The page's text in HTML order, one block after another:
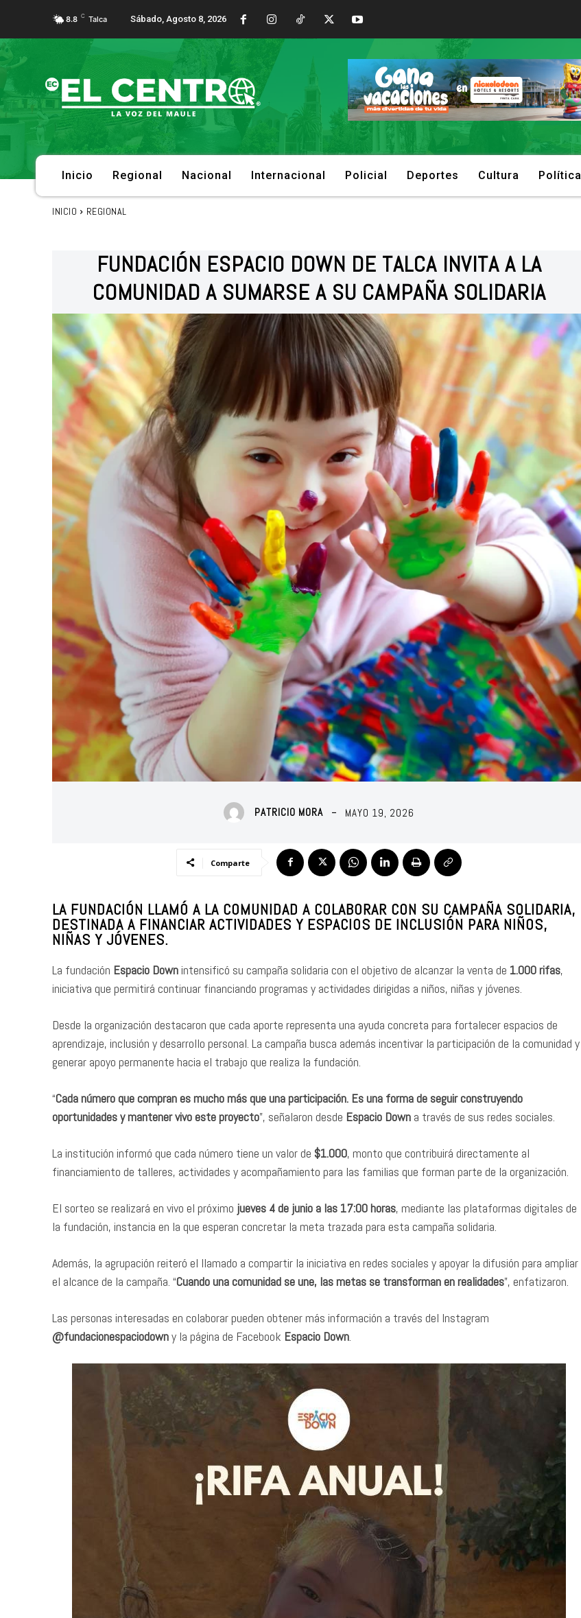
8.8 C Talca Sábado, Agosto 8, 2026
Inicio Regional Nacional Internacional Policial Deportes Cultura Política
INICIO REGIONAL
FUNDACIÓN ESPACIO DOWN DE TALCA INVITA A LA
COMUNIDAD A SUMARSE A SU CAMPAÑA SOLIDARIA
PATRICIO MORA MAYO 19, 2026
Comparte
LA FUNDACIÓN LLAMÓ A LA COMUNIDAD A COLABORAR CON SU CAMPAÑA SOLIDARIA,
DESTINADA A FINANCIAR ACTIVIDADES Y ESPACIOS DE INCLUSIÓN PARA NIÑOS,
NIÑAS Y JÓVENES.
La fundación Espacio Downintensificó su campaña solidaria con el objetivo de alcanzar la venta de 1.000 rifas,
iniciativa que permitirá continuar financiando programas y actividades dirigidas a niños, niñas y jóvenes.
Desde la organización destacaron que cada aporte representa una ayuda concreta para fortalecer espacios de
aprendizaje, inclusión y desarrollo personal. La campaña busca además incentivar la participación de la comunidad y
generar apoyo permanente hacia el trabajo que realiza la fundación.
“Cada número que compran es mucho más que una participación. Es una forma de seguir construyendo
oportunidades y mantener vivo este proyecto”, señalaron desde Espacio Down a través de sus redes sociales.
La institución informó que cada número tiene un valor de $1.000, monto que contribuirá directamente al
financiamiento de talleres, actividades y acompañamiento para las familias que forman parte de la organización.
El sorteo se realizará en vivo el próximo jueves 4 de junio a las 17:00 horas, mediante las plataformas digitales de
la fundación, instancia en la que esperan concretar la meta trazada para esta campaña solidaria.
Además, la agrupación reiteró el llamado a compartir la iniciativa en redes sociales y apoyar la difusión para ampliar
el alcance de la campaña. “Cuando una comunidad se une, las metas se transforman en realidades”, enfatizaron.
Las personas interesadas en colaborar pueden obtener más información a través del Instagram
@fundacionespaciodowny la página de Facebook Espacio Down.